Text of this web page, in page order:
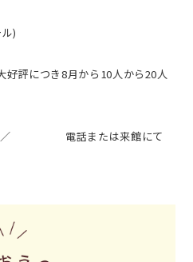
)
評につき8月から10人から20人
／ 電話または来館にて